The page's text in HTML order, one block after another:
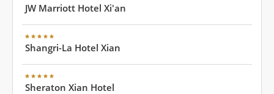
JW Marriott Hotel Xi'an
Shangri-La Hotel Xian
Sheraton Xian Hotel